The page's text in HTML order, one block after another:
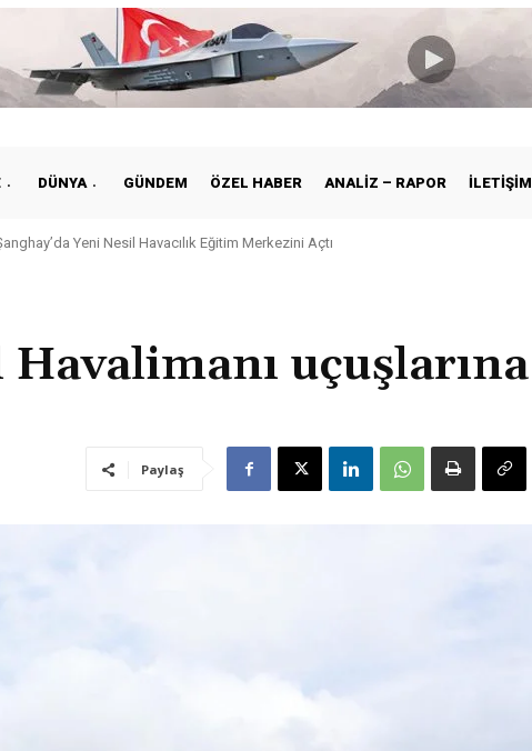
DÜNYA GÜNDEM ÖZEL HABER ANALIZ – RAPOR İLETIŞIM
Yeni Nesil Havacılık Eğitim Merkezini Açtı
Vietnam Arasında Hava Ulaştırmasında Yeni Dönem
uçuşlarına
Paylaş